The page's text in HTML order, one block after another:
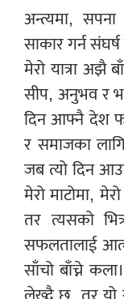
अन्त्यमा,
साकार गर्न
मेरो यात्रा अझै
सीप, अनुभव र
दिन आफ्नै देश
र समाजका
जब त्यो दिन
मेरो माटोमा,
तर त्यसको
सफलतालाई
साँचो बाँच्ने